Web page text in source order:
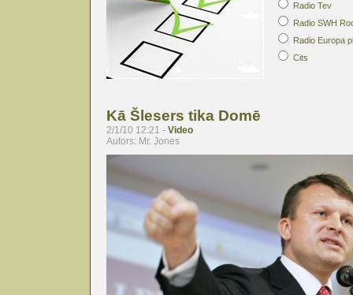
Radio Tev
Radio SWH
Radio Europa
Cits
Kā Šlesers tika Domē
2/1/10 12:21 - Video
Autors: Mr. Jones